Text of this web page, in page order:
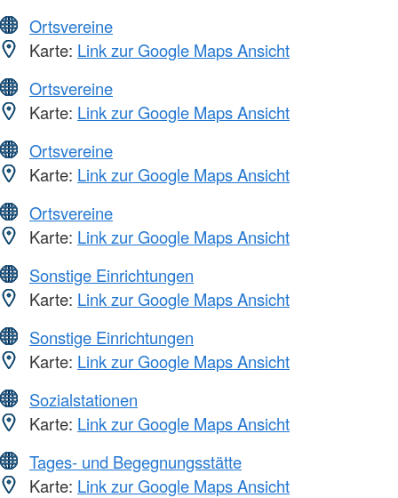
Ortsvereine
Karte: Link zur Google Maps Ansicht
Ortsvereine
Karte: Link zur Google Maps Ansicht
Ortsvereine
Karte: Link zur Google Maps Ansicht
Ortsvereine
Karte: Link zur Google Maps Ansicht
Sonstige Einrichtungen
Karte: Link zur Google Maps Ansicht
Sonstige Einrichtungen
Karte: Link zur Google Maps Ansicht
Sozialstationen
Karte: Link zur Google Maps Ansicht
Tages- und Begegnungsstätte
Karte: Link zur Google Maps Ansicht